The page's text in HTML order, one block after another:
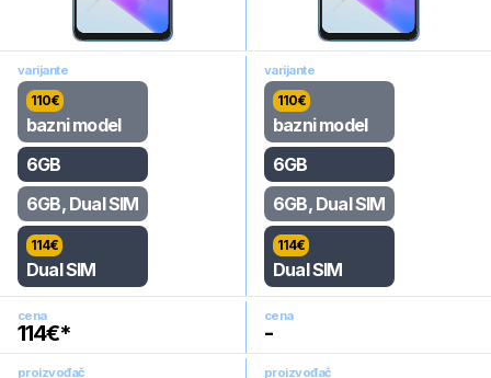
varijante
110€
bazni model
6GB
6GB, Dual SIM
114€
Dual SIM
varijante
110€
bazni model
6GB
6GB, Dual SIM
114€
Dual SIM
cena
114€*
cena
-
proizvođač proizvođač